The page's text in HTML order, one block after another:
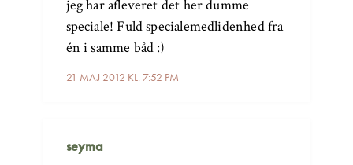
21 MAJ 2012 KL. 7:52 PM
jeg har afleveret det her dumme
speciale! Fuld specialemedlidenhed fra
én i samme båd :)
seyma